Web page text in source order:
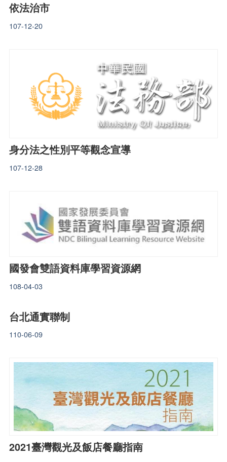
依法治市
107-12-20
身分法之性別平等觀念宣導
107-12-28
國發會雙語資料庫學習資源網
108-04-03
台北通實聯制
110-06-09
2021臺灣觀光及飯店餐廳指南